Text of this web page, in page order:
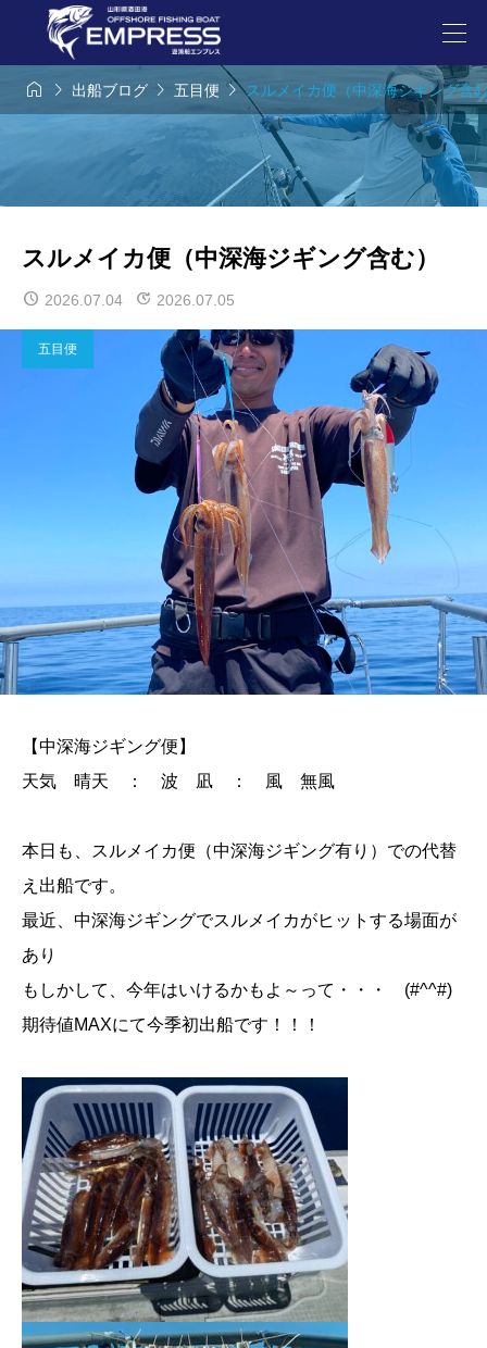
  出船ブログ  五目便 スルメイカ便（中深海ジギング含
スルメイカ便（中深海ジギング含む）
2026.07.04 2026.07.05
五目便
【中深海ジギング便】
天気 晴天 ： 波 凪 ： 風 無風
本日も、スルメイカ便（中深海ジギング有り）での代替
え出船です。
最近、中深海ジギングでスルメイカがヒットする場面が
あり
もしかして、今年はいけるかもよ～って・・・ (#^^#)
期待値MAXにて今季初出船です！！！